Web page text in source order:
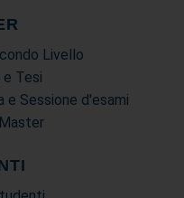
Livello
e Tesi
e Sessione d'esami